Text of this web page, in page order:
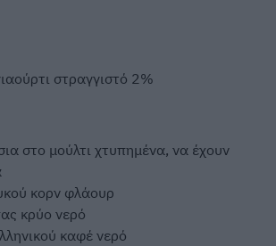
στραγγιστό 2%
στο μούλτι χτυπημένα, να έχουν
κορν φλάουρ
κρύο νερό
καφέ νερό